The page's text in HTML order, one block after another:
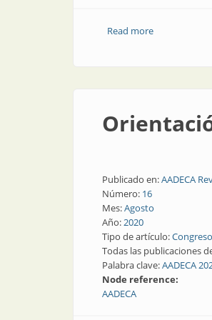
Read moreabout
Publicado en:AADECA
Número: 16
Mes:Agosto
Año:2020
Tipo de artículo:
Todas las publicaciones
Palabra clave:AADECA
Node reference:
AADECA